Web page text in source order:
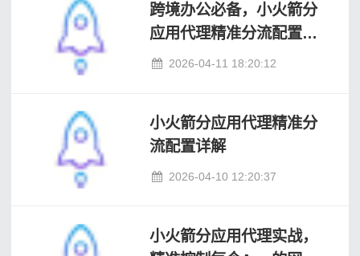
跨境办公必备，小火箭分
应用代理精准分流配置指
南 2026-04-11 18:20:12
小火箭分应用代理精准分
流配置详解
2026-04-10 12:20:37
小火箭分应用代理实战，